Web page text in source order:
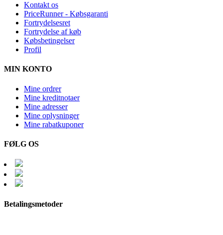
Kontakt os
PriceRunner - Købsgaranti
Fortrydelsesret
Fortrydelse af køb
Købsbetingelser
Profil
MIN KONTO
Mine ordrer
Mine kreditnotaer
Mine adresser
Mine oplysninger
Mine rabatkuponer
FØLG OS
Betalingsmetoder